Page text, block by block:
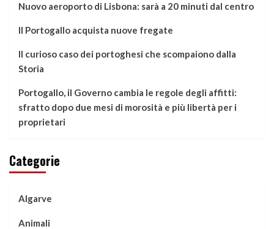
Nuovo aeroporto di Lisbona: sarà a 20 minuti dal centro
Il Portogallo acquista nuove fregate
Il curioso caso dei portoghesi che scompaiono dalla
Storia
Portogallo, il Governo cambia le regole degli affitti:
sfratto dopo due mesi di morosità e più libertà per i
proprietari
Categorie
Algarve
Animali